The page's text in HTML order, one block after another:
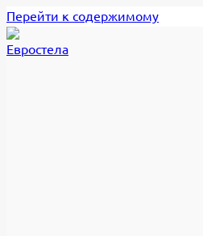
Перейти к содержимому